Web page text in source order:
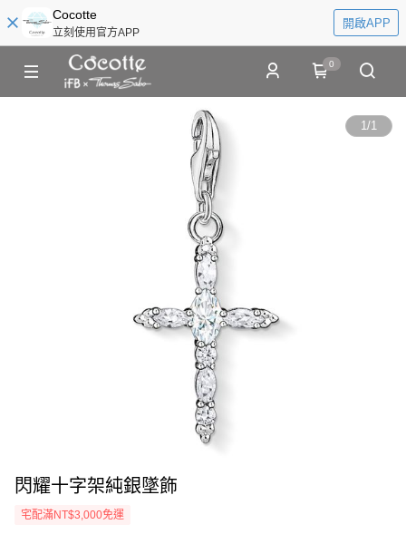
Cocotte
立刻使用官方APP
開啟APP
0
1/1
閃耀十字架純銀墜飾
宅配滿NT$3,000免運